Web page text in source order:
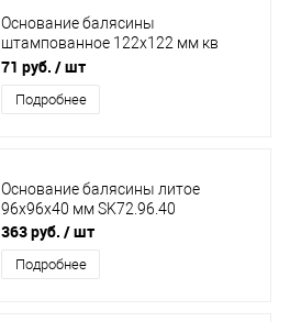
Основание балясины
штампованное 122х122 мм кв
80х80 мм Китай
71 руб. / шт
Подробнее
Основание балясины литое
96х96х40 мм SK72.96.40
363 руб. / шт
Подробнее